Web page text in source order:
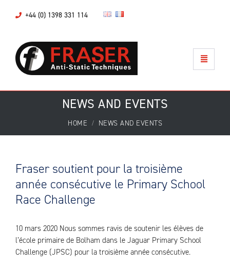
+44 (0) 1398 331 114
NEWS AND EVENTS
HOME NEWS AND EVENTS
Fraser soutient pour la troisième
année consécutive le Primary School
Race Challenge
10 mars 2020 Nous sommes ravis de soutenir les élèves de
l’école primaire de Bolham dans le Jaguar Primary School
Challenge (JPSC) pour la troisième année consécutive.